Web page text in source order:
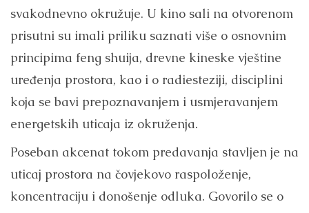
svakodnevno okružuje. U kino sali na otvorenom
prisutni su imali priliku saznati više o osnovnim
principima feng shuija, drevne kineske vještine
uređenja prostora, kao i o radiesteziji, disciplini
koja se bavi prepoznavanjem i usmjeravanjem
energetskih uticaja iz okruženja.
Poseban akcenat tokom predavanja stavljen je na
uticaj prostora na čovjekovo raspoloženje,
koncentraciju i donošenje odluka. Govorilo se o